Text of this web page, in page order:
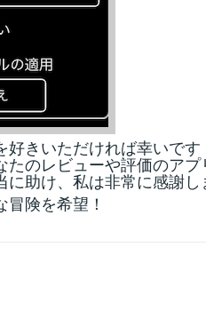
きいただければ幸いです
のレビューや評価のアプ
助け、私は非常に感謝し
険を希望！